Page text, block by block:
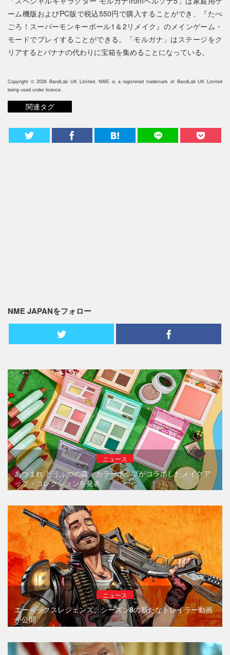
ーム機版およびPC版で税込550円で購入することができ、『たべ
ごろ！スーパーモンキーボール1＆2リメイク』のメインゲーム・
モードでプレイすることができる。「モルガナ」はステージをク
リアするとバナナの代わりに宝箱を集めることになっている。
Copyright © 2026 BandLab UK Limited. NME is a registered trademark of BandLab UK Limited
being used under licence.
関連タグ
NME JAPANをフォロー
ニュース
あつまれ どうぶつの森、カラーポップがコラボしたメイクア
ップ・コレクションを発表
ニュース
エーペックスレジェンズ、シーズン8の新たなトレイラー動画
が公開